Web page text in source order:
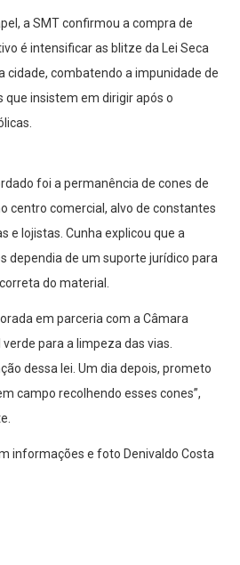
a SMT confirmou a compra de
é intensificar as blitze da Lei Seca
cidade, combatendo a impunidade de
insistem em dirigir após o
foi a permanência de cones de
centro comercial, alvo de constantes
e lojistas. Cunha explicou que a
dependia de um suporte jurídico para
do material.
em parceria com a Câmara
para a limpeza das vias.
dessa lei. Um dia depois, prometo
campo recolhendo esses cones”,
informações e foto Denivaldo Costa